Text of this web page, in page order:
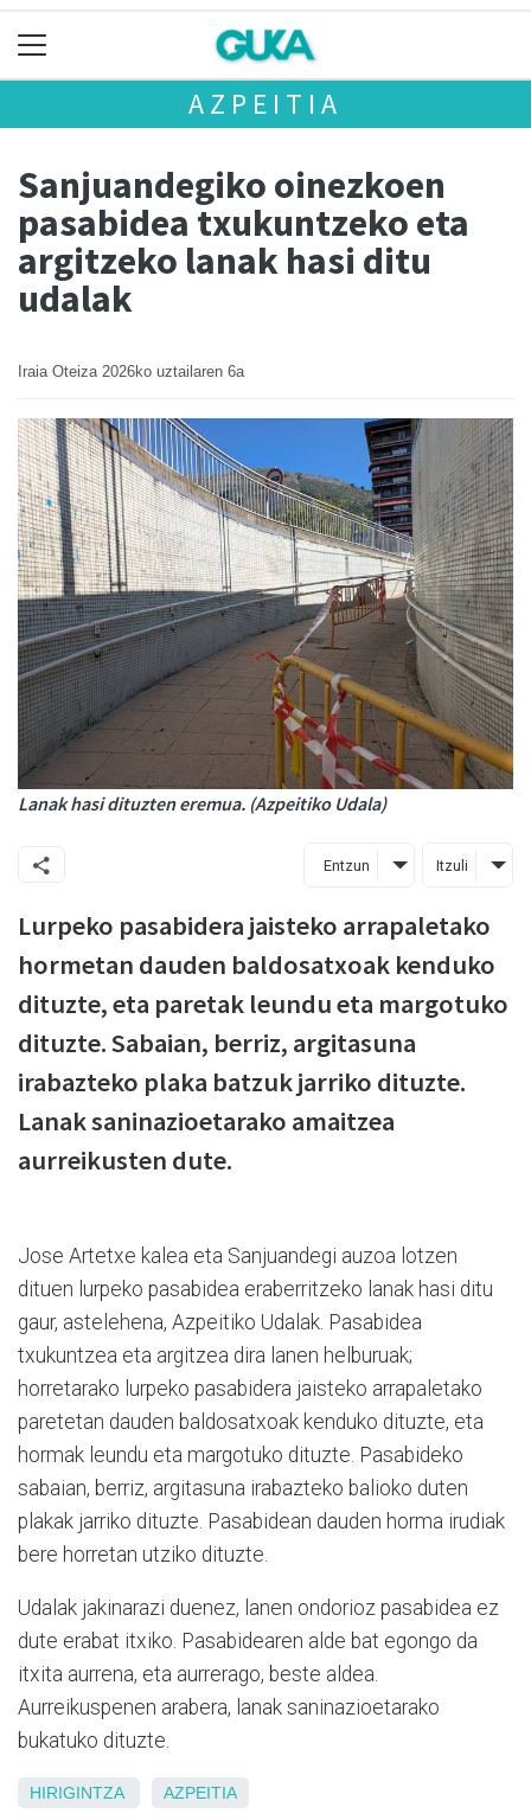
AZPEITIA
Sanjuandegiko oinezkoen
pasabidea txukuntzeko eta
argitzeko lanak hasi ditu
udalak
Iraia Oteiza 2026ko uztailaren 6a
Lanak hasi dituzten eremua. (Azpeitiko Udala)
Entzun Itzuli
Lurpeko pasabidera jaisteko arrapaletako
hormetan dauden baldosatxoak kenduko
dituzte, eta paretak leundu eta margotuko
dituzte. Sabaian, berriz, argitasuna
irabazteko plaka batzuk jarriko dituzte.
Lanak saninazioetarako amaitzea
aurreikusten dute.
Jose Artetxe kalea eta Sanjuandegi auzoa lotzen
dituen lurpeko pasabidea eraberritzeko lanak hasi ditu
gaur, astelehena, Azpeitiko Udalak. Pasabidea
txukuntzea eta argitzea dira lanen helburuak;
horretarako lurpeko pasabidera jaisteko arrapaletako
paretetan dauden baldosatxoak kenduko dituzte, eta
hormak leundu eta margotuko dituzte. Pasabideko
sabaian, berriz, argitasuna irabazteko balioko duten
plakak jarriko dituzte. Pasabidean dauden horma irudiak
bere horretan utziko dituzte.
Udalak jakinarazi duenez, lanen ondorioz pasabidea ez
dute erabat itxiko. Pasabidearen alde bat egongo da
itxita aurrena, eta aurrerago, beste aldea.
Aurreikuspenen arabera, lanak saninazioetarako
bukatuko dituzte.
HIRIGINTZA AZPEITIA